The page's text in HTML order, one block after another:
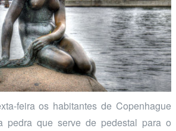
feira os habitantes de Copenhague
pedra que serve de pedestal para o